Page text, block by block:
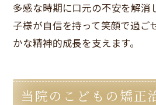
多感な時期に口元の不安を解消
子様が自信を持って笑顔で過ご
かな精神的成長を支えます。
当院のこどもの矯正